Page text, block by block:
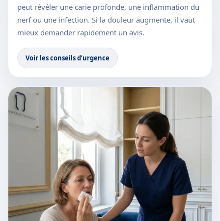
peut révéler une carie profonde, une inflammation du
nerf ou une infection. Si la douleur augmente, il vaut
mieux demander rapidement un avis.
Voir les conseils d’urgence